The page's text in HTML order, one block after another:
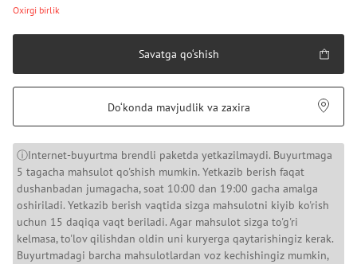
Oxirgi birlik
Savatga qo‘shish
Do‘konda mavjudlik va zaxira
ⓘInternet-buyurtma brendli paketda yetkazilmaydi. Buyurtmaga
5 tagacha mahsulot qo'shish mumkin. Yetkazib berish faqat
dushanbadan jumagacha, soat 10:00 dan 19:00 gacha amalga
oshiriladi. Yetkazib berish vaqtida sizga mahsulotni kiyib ko'rish
uchun 15 daqiqa vaqt beriladi. Agar mahsulot sizga to'g'ri
kelmasa, to'lov qilishdan oldin uni kuryerga qaytarishingiz kerak.
Buyurtmadagi barcha mahsulotlardan voz kechishingiz mumkin,